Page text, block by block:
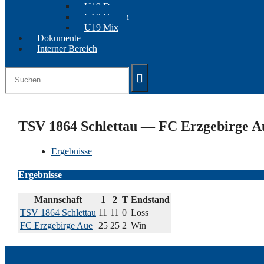
U19 Damen
U19 Herren
U19 Mix
Dokumente
Interner Bereich
Suchen
nach:
TSV 1864 Schlettau — FC Erzgebirge
Ergebnisse
Ergebnisse
Mannschaft 1 2 T Endstand
TSV 1864 Schlettau 11 11 0 Loss
FC Erzgebirge Aue
25 25 2 Win